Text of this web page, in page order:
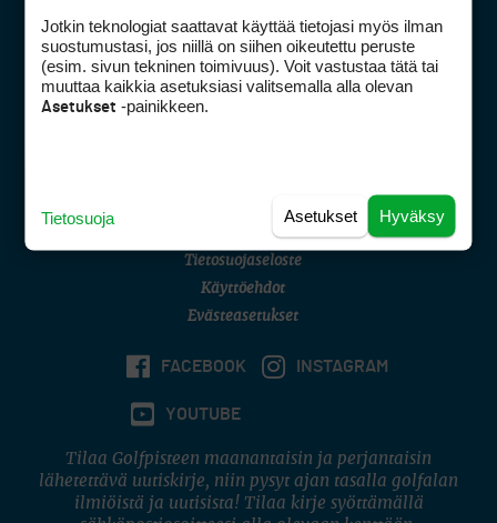
Golfpisteen yhteystiedot
DSA avoimuusraportti
Asiakaspalvelu
(digi) digi@otavamedia.fi
Tietosuojaseloste
Käyttöehdot
Evästeasetukset
FACEBOOK INSTAGRAM
YOUTUBE
Tilaa Golfpisteen maanantaisin ja perjantaisin
lähetettävä uutiskirje, niin pysyt ajan tasalla golfalan
ilmiöistä ja uutisista! Tilaa kirje syöttämällä
Jotkin teknologiat saattavat käyttää tietojasi myös ilman
suostumustasi, jos niillä on siihen oikeutettu peruste
(esim. sivun tekninen toimivuus). Voit vastustaa tätä tai
muuttaa kaikkia asetuksiasi valitsemalla alla olevan
Asetukset -painikkeen.
Hyväksy
Asetukset
Tietosuoja